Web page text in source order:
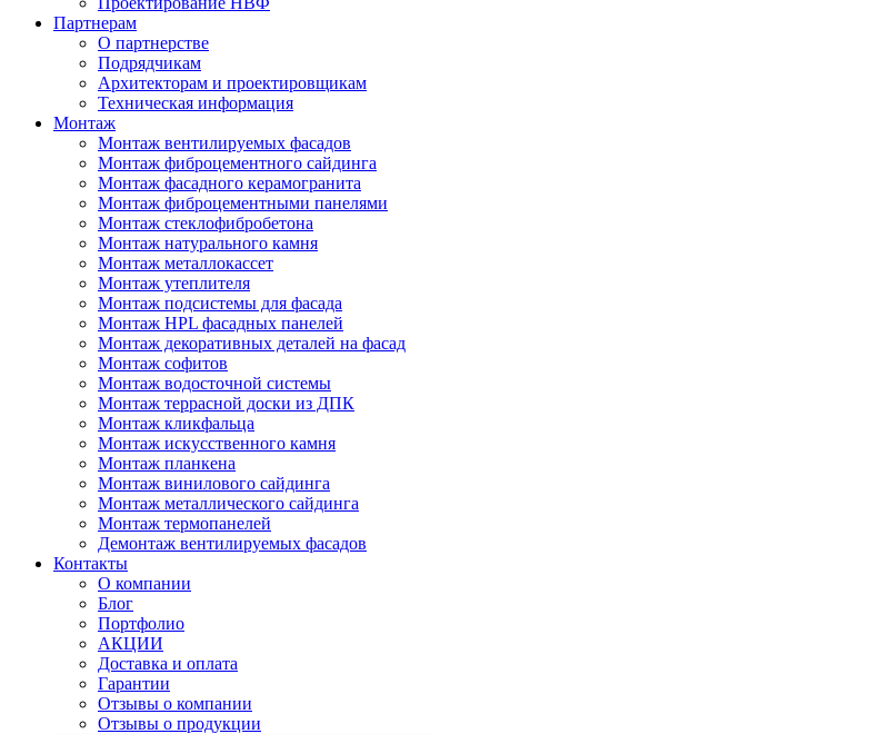
Партнерам
О партнерстве
Подрядчикам
Архитекторам и проектировщикам
Техническая информация
Монтаж
Монтаж вентилируемых фасадов
Монтаж фиброцементного сайдинга
Монтаж фасадного керамогранита
Монтаж фиброцементными панелями
Монтаж стеклофибробетона
Монтаж натурального камня
Монтаж металлокассет
Монтаж утеплителя
Монтаж подсистемы для фасада
Монтаж HPL фасадных панелей
Монтаж декоративных деталей на фасад
Монтаж софитов
Монтаж водосточной системы
Монтаж террасной доски из ДПК
Монтаж кликфальца
Монтаж искусственного камня
Монтаж планкена
Монтаж винилового сайдинга
Монтаж металлического сайдинга
Монтаж термопанелей
Демонтаж вентилируемых фасадов
Контакты
О компании
Блог
Портфолио
АКЦИИ
Доставка и оплата
Гарантии
Отзывы о компании
Отзывы о продукции